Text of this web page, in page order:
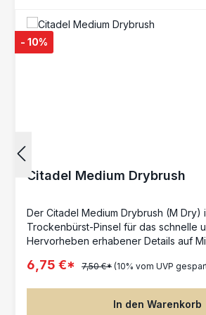
- 10%
Citadel Medium Drybrush
Der Citadel Medium Drybrush (M Dry)
Trockenbürst-Pinsel für das schnelle
Hervorheben erhabener Details auf
Strukturen und Oberflächen
Drybrush-Techniken beim Bemalen
6,75 €* 7,50 €* (10% vom UVP
In den Warenkorb